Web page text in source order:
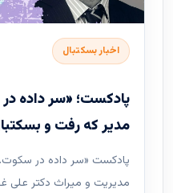
اخبار بسکتبال
پادکست؛ «سر داده
مدیر که رفت و
پادکست «سر داده در
مدیریت و میراث دکتر